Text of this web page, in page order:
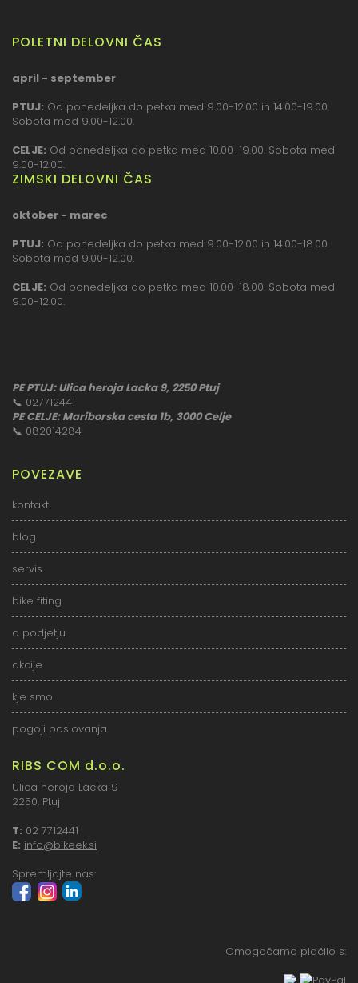
POLETNI DELOVNI ČAS
april - september
PTUJ: Od ponedeljka do petka med 9.00-12.00 in 14.00-19.00.
Sobota med 9.00-12.00.
CELJE: Od ponedeljka do petka med 10.00-19.00. Sobota med
9.00-12.00.
ZIMSKI DELOVNI ČAS
oktober - marec
PTUJ: Od ponedeljka do petka med 9.00-12.00 in 14.00-18.00.
Sobota med 9.00-12.00.
CELJE: Od ponedeljka do petka med 10.00-18.00. Sobota med
9.00-12.00.
PE PTUJ: Ulica heroja Lacka 9, 2250 Ptuj
📞 027712441
PE CELJE: Mariborska cesta 1b, 3000 Celje
📞 082014284
POVEZAVE
kontakt
blog
servis
bike fiting
o podjetju
akcije
kje smo
pogoji poslovanja
RIBS COM d.o.o.
Ulica heroja Lacka 9
2250, Ptuj
T: 02 7712441
E: info@bikeek.si
Spremljajte nas:
Omogočamo plačilo s: